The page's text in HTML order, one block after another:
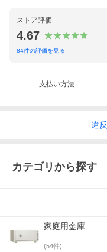
ストア評価
4.67
84件の評価を見る
支払い方法
違反
カテゴリから探す
家庭用金庫
(54件)